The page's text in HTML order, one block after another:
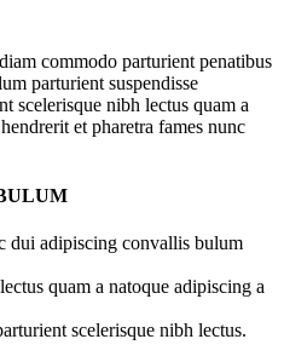
commodo parturient penatibus
parturient suspendisse
scelerisque nibh lectus quam a
et pharetra fames nunc
dui adipiscing convallis bulum
quam a natoque adipiscing a
scelerisque nibh lectus.